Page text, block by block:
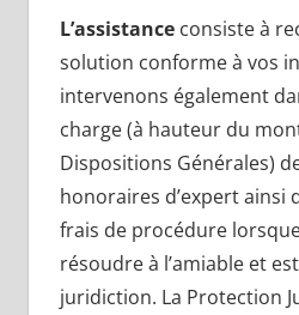
L’assistanceconsiste à
solution conforme à vos
intervenons également
charge (à hauteur du
Dispositions Générales)
honoraires d’expert ainsi
frais de procédure lorsque
résoudre à l’amiable et
juridiction. La Protection